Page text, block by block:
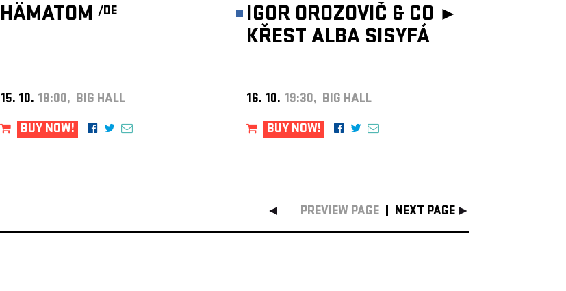
HÄMATOM /DE
15. 10. 18:00, BIG HALL
BUY NOW!
IGOR OROZOVIČ & CO ►
KŘEST ALBA SISYFÁ
16. 10. 19:30, BIG HALL
BUY NOW!
PREVIEW PAGE NEXT PAGE